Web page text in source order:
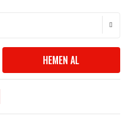
HEMEN AL